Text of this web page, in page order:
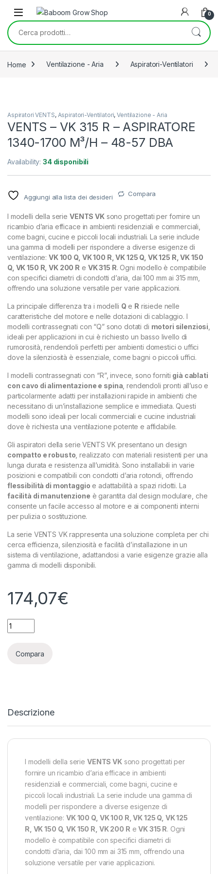
Skip to navigation
Skip to content
0
Cerca:
Home Ventilazione - Aria Aspiratori-Ventilatori
Aspiratori VENTS, Aspiratori-Ventilatori,Ventilazione - Aria
VENTS – VK 315 R – ASPIRATORE
1340-1700 M³/H – 48-57 DBA
Availability:34 disponibili
Aggiungi alla lista dei desideri Compara
I modelli della serie VENTS VKsono progettati per fornire un
ricambio d’aria efficace in ambienti residenziali e commerciali,
come bagni, cucine e piccoli locali industriali. La serie include
una gamma di modelli per rispondere a diverse esigenze di
ventilazione:VK 100 Q, VK 100 R, VK 125 Q, VK 125 R, VK 150
Q, VK 150 R, VK 200 R e VK 315 R. Ogni modello è compatibile
con specifici diametri di condotti d’aria, dai 100 mm ai 315 mm,
offrendo una soluzione versatile per varie applicazioni.
La principale differenza tra i modelli Q e R risiede nelle
caratteristiche del motore e nelle dotazioni di cablaggio. I
modelli contrassegnati con “Q” sono dotati di motori silenziosi
ideali per applicazioni in cui è richiesto un basso livello di
rumorosità, rendendoli perfetti per ambienti domestici o uffici
dove la silenziosità è essenziale, come bagni o piccoli uffici.
I modelli contrassegnati con “R”, invece, sono forniti già cablati
con cavo di alimentazione e spina , rendendoli pronti all’uso e
particolarmente adatti per installazioni rapide in ambienti che
necessitano di un’installazione semplice e immediata. Questi
modelli sono ideali per locali commerciali e cucine industriali
dove è richiesta una ventilazione potente e affidabile.
Gli aspiratori della serie VENTS VK presentano un design
compatto e robusto , realizzato con materiali resistenti per una
lunga durata e resistenza all’umidità. Sono installabili in varie
posizioni e compatibili con condotti d’aria rotondi, offrendo
flessibilità di montaggio e adattabilità a spazi ridotti. La
facilità di manutenzione è garantita dal design modulare, che
consente un facile accesso al motore e ai componenti interni
per pulizia o sostituzione.
La serie VENTS VK rappresenta una soluzione completa per chi
cerca efficienza, silenziosità e facilità d’installazione in un
sistema di ventilazione, adattandosi a varie esigenze grazie alla
gamma di modelli disponibili.
174,07€
VENTS - VK 315 R - ASPIRATORE 1340-1700 M³/H - 48-57
Compara
Descrizione
I modelli della serie VENTS VKsono progettati per
fornire un ricambio d’aria efficace in ambienti
residenziali e commerciali, come bagni, cucine e
piccoli locali industriali. La serie include una gamma di
modelli per rispondere a diverse esigenze di
ventilazione:VK 100 Q, VK 100 R, VK 125 Q, VK 125
R, VK 150 Q, VK 150 R, VK 200 R eVK 315 R. Ogni
modello è compatibile con specifici diametri di
condotti d’aria, dai 100 mm ai 315 mm, offrendo una
soluzione versatile per varie applicazioni.